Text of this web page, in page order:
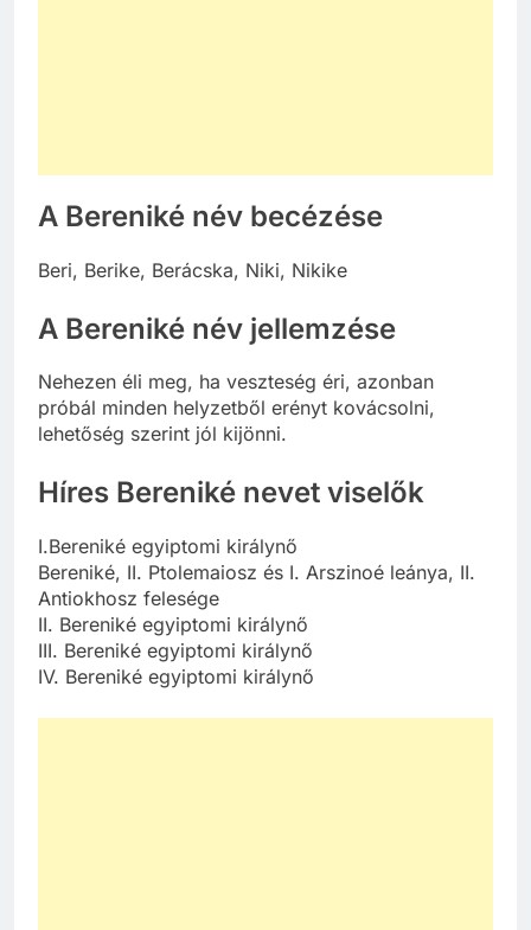
A Bereniké név becézése
Beri, Berike, Berácska, Niki, Nikike
A Bereniké név jellemzése
Nehezen éli meg, ha veszteség éri, azonban
próbál minden helyzetből erényt kovácsolni,
lehetőség szerint jól kijönni.
Híres Bereniké nevet viselők
I.Bereniké egyiptomi királynő
Bereniké, II. Ptolemaiosz és I. Arszinoé leánya, II.
Antiokhosz felesége
II. Bereniké egyiptomi királynő
III. Bereniké egyiptomi királynő
IV. Bereniké egyiptomi királynő